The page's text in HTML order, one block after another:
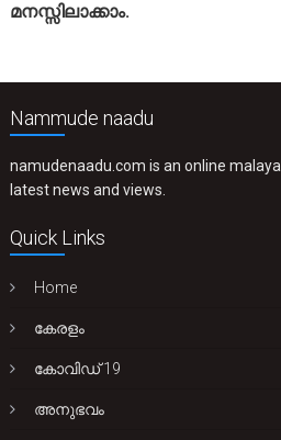
മനസ്സിലാക്കാം.
Nammude naadu
namudenaadu.com is an online
latest news and views.
Quick Links
Home
കേരളം
കോവിഡ് 19
അനുഭവം